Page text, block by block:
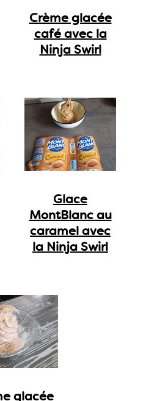
Crème glacée
café avec la
Ninja Swirl
Glace
MontBlanc au
caramel avec
la Ninja Swirl
glacée